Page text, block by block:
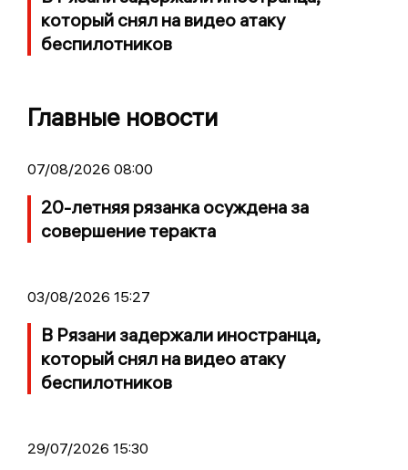
который снял на видео атаку
беспилотников
Главные новости
07/08/2026 08:00
20-летняя рязанка осуждена за
совершение теракта
03/08/2026 15:27
В Рязани задержали иностранца,
который снял на видео атаку
беспилотников
29/07/2026 15:30